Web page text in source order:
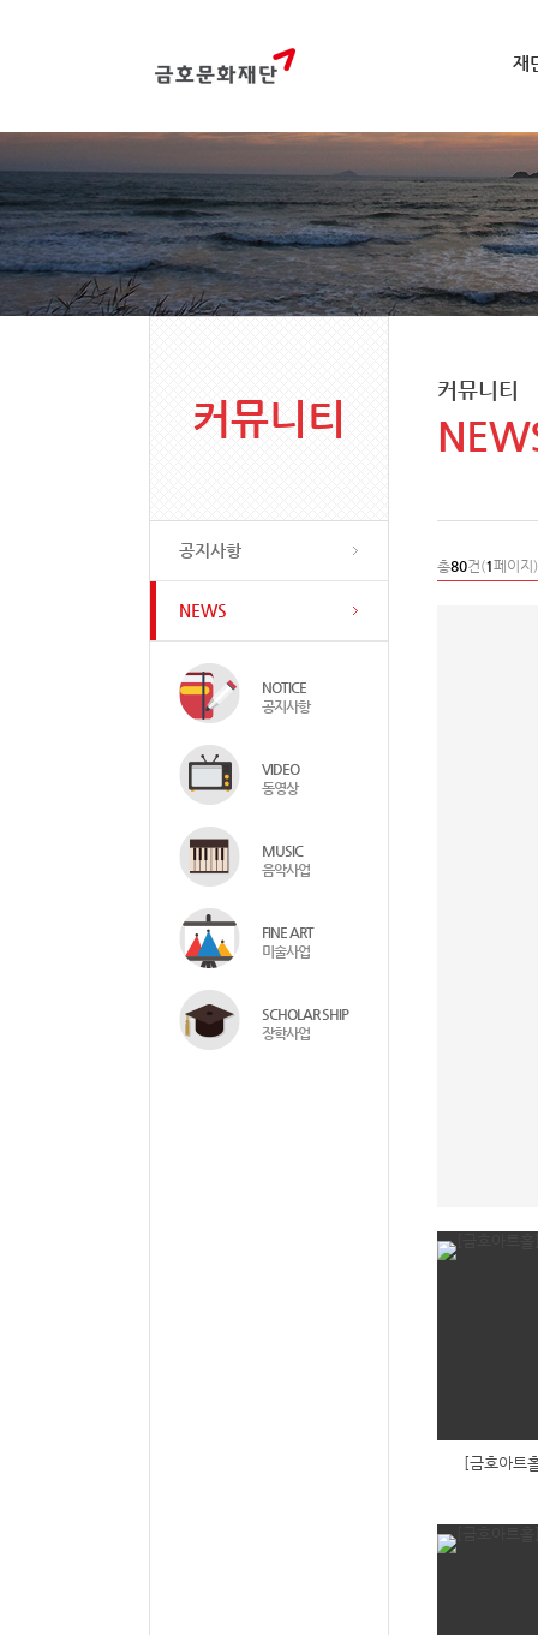
재
커뮤니티
공지사항
NEWS
NOTICE
공지사항
VIDEO
동영상
MUSIC
음악사업
FINE ART
미술사업
SCHOLAR SHIP
장학사업
커뮤니티
총80건(1페이지)
[금호아트